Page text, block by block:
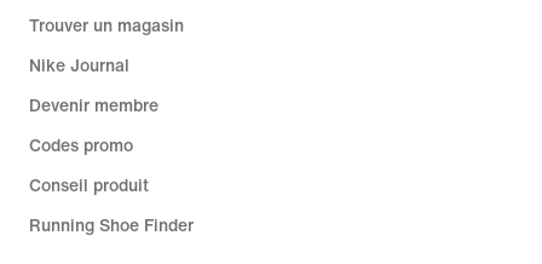
Trouver un magasin
Nike Journal
Devenir membre
Codes promo
Conseil produit
Running Shoe Finder